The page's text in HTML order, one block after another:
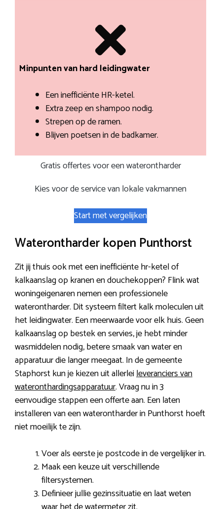
Minpunten van hard leidingwater
Een inefficiënte HR-ketel.
Extra zeep en shampoo nodig.
Strepen op de ramen.
Blijven poetsen in de badkamer.
Gratis offertes voor een waterontharder
Kies voor de service van lokale vakmannen
Start met vergelijken
Waterontharder kopen Punthorst
Zit jij thuis ook met een inefficiënte hr-ketel of
kalkaanslag op kranen en douchekoppen? Flink wat
woningeigenaren nemen een professionele
waterontharder. Dit systeem filtert kalk moleculen uit
het leidingwater. Een meerwaarde voor elk huis. Geen
kalkaanslag op bestek en servies, je hebt minder
wasmiddelen nodig, betere smaak van water en
apparatuur die langer meegaat. In de gemeente
Staphorst kun je kiezen uit allerleileveranciers van
wateronthardingsapparatuur. Vraag nu in 3
eenvoudige stappen een offerte aan. Een laten
installeren van een waterontharder in Punthorst hoeft
niet moeilijk te zijn.
Voer als eerste je postcode in de vergelijker in.
Maak een keuze uit verschillende
filtersystemen.
Definieer jullie gezinssituatie en laat weten